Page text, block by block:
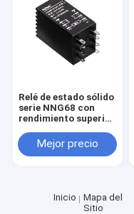
Relé de estado sólido
serie NNG68 con
rendimiento superior
industriales
Mejor precio
Inicio
Mapa del
Sitio